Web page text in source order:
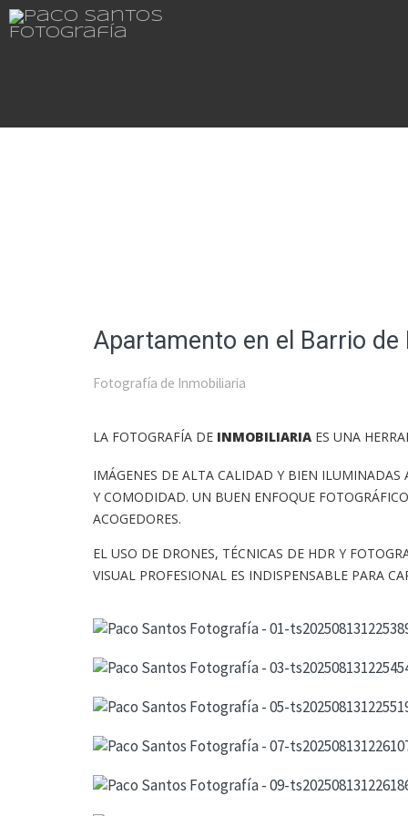
Apartamento en el Barrio
Fotografía de Inmobiliaria
LA FOTOGRAFÍA DE INMOBILIARIA ES UNA
IMÁGENES DE ALTA CALIDAD Y BIEN ILUMINADAS
Y COMODIDAD. UN BUEN ENFOQUE
ACOGEDORES.
EL USO DE DRONES, TÉCNICAS DE HDR Y
VISUAL PROFESIONAL ES INDISPENSABLE PARA